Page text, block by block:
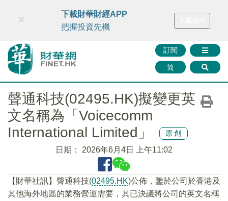
財華智庫網 FINTV FINMETA 財華證券 媒體矩陣
訂閱
简
×
下載財華財經APP
把握投資先機
聲通科技(02495.HK)擬變更英
文名稱為「Voicecomm
International Limited」
原創
日期： 2026年6月4日 上午11:02
​【財華社訊】聲通科技(02495.HK)公佈，鑒於公司於香港及
其他海外地區的業務營運需要，其已決議將公司的英文名稱